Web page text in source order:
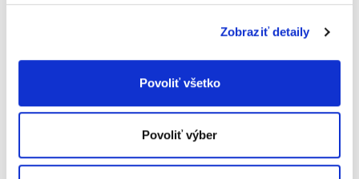
Zobraziť detaily
Povoliť všetko
Povoliť výber
Soľ 0,02g
Z toho nasýtené mastné kyseliny 0,8 g. Z toho cukry
1,7 g.3Obsah soli je daný prirodzene sa vyskytujúcim
sodíkom v surovinách.
BIO